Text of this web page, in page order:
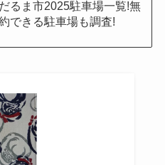
るま市2025駐車場一覧!無
できる駐車場も調査!